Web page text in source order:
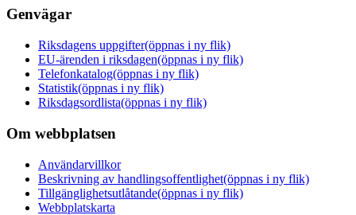
Genvägar
Riksdagens uppgifter(öppnas i ny flik)
EU-ärenden i riksdagen(öppnas i ny flik)
Telefonkatalog(öppnas i ny flik)
Statistik(öppnas i ny flik)
Riksdagsordlista(öppnas i ny flik)
Om webbplatsen
Användarvillkor
Beskrivning av handlingsoffentlighet(öppnas i ny flik)
Tillgänglighetsutlåtande(öppnas i ny flik)
Webbplatskarta